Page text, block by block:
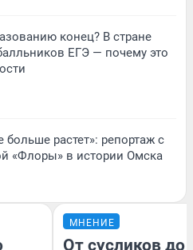
конец? В стране
ЕГЭ — почему это
больше растет»: репортаж с
«Флоры» в истории Омска
МНЕНИЕ
От сусликов до